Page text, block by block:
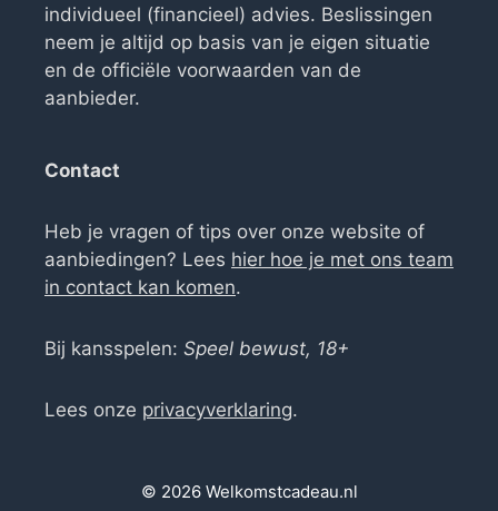
individueel (financieel) advies. Beslissingen
neem je altijd op basis van je eigen situatie
en de officiële voorwaarden van de
aanbieder.
Contact
Heb je vragen of tips over onze website of
aanbiedingen? Lees hier hoe je met ons team
in contact kan komen.
Bij kansspelen: Speel bewust, 18+
Lees onze privacyverklaring.
© 2026 Welkomstcadeau.nl